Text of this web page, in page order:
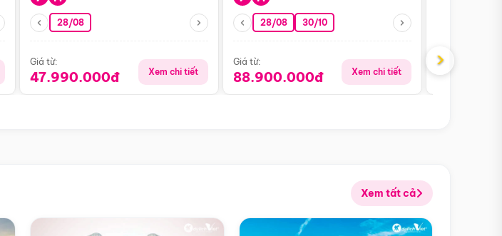
28/08
Giá từ:
47.990.000đ Xem chi tiết
28/08 30/10
Giá từ:
88.900.000đ Xem chi tiết
Giá từ:
›
Xem tất cả